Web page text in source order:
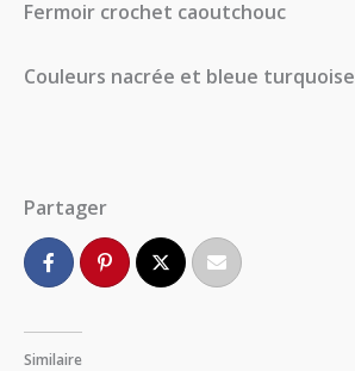
Fermoir crochet caoutchouc
Couleurs nacrée et bleue turquoise
Partager
Similaire